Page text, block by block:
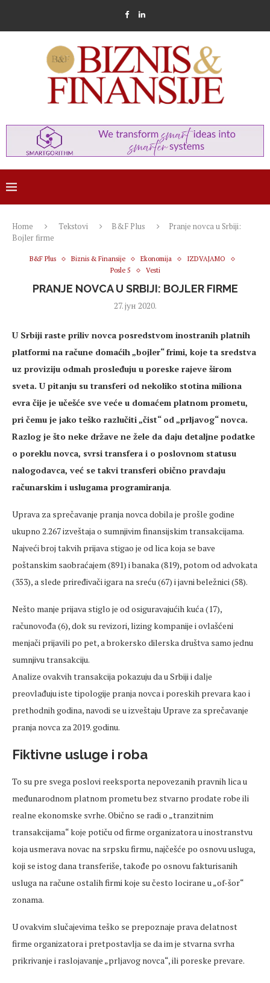
Home Tekstovi B&F Plus
Pranje novca u Srbiji:
Bojler firme
B&F Plus Biznis & Finansije Ekonomija
IZDVAJAMO
Posle 5
Vesti
PRANJE NOVCA U SRBIJI: BOJLER FIRME
27. јун 2020.
U Srbiji raste priliv novca posredstvom inostranih platnih
platformi na račune domaćih „bojler“ frimi, koje ta sredstva
uz proviziju odmah prosleđuju u poreske rajeve širom
sveta. U pitanju su transferi od nekoliko stotina miliona
evra čije je učešće sve veće u domaćem platnom prometu,
pri čemu je jako teško razlučiti „čist“ od „prljavog“ novca.
Razlog je što neke države ne žele da daju detaljne podatke
o poreklu novca, svrsi transfera i o poslovnom statusu
nalogodavca, već se takvi transferi obično pravdaju
računarskim i uslugama programiranja.
Uprava za sprečavanje pranja novca dobila je prošle godine
ukupno 2.267 izveštaja o sumnjivim finansijskim transakcijama.
Najveći broj takvih prijava stigao je od lica koja se bave
poštanskim saobraćajem (891) i banaka (819), potom od advokata
(353), a slede priređivači igara na sreću (67) i javni beležnici (58).
Nešto manje prijava stiglo je od osiguravajućih kuća (17),
računovođa (6), dok su revizori, lizing kompanije i ovlašćeni
menjači prijavili po pet, a brokersko dilerska društva samo jednu
sumnjivu transakciju.
Analize ovakvih transakcija pokazuju da u Srbiji i dalje
preovlađuju iste tipologije pranja novca i poreskih prevara kao i
prethodnih godina, navodi se u izveštaju Uprave za sprečavanje
pranja novca za 2019. godinu.
Fiktivne usluge i roba
To su pre svega poslovi reeksporta nepovezanih pravnih lica u
međunarodnom platnom prometu bez stvarno prodate robe ili
realne ekonomske svrhe. Obično se radi o „tranzitnim
transakcijama“ koje potiču od firme organizatora u inostranstvu
koja usmerava novac na srpsku firmu, najčešće po osnovu usluga,
koji se istog dana transferiše, takođe po osnovu fakturisanih
usluga na račune ostalih firmi koje su često locirane u „of-šor“
zonama.
U ovakvim slučajevima teško se prepoznaje prava delatnost
firme organizatora i pretpostavlja se da im je stvarna svrha
prikrivanje i raslojavanje „prljavog novca“, ili poreske prevare.